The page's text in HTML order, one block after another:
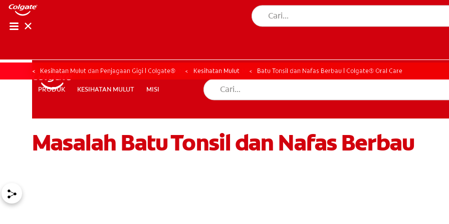
PRODUK KESIHATAN MULUT MISI
MY (MS)
PRODUK KESIHATAN MULUT MISI
PENILAIAN KESIHATAN MULUT
Kesihatan Mulut dan Penjagaan Gigi | Colgate® Kesihatan Mulut Batu Tonsil dan Nafas Berbau | Colgate® Oral Care
Masalah Batu Tonsil dan Nafas Berbau